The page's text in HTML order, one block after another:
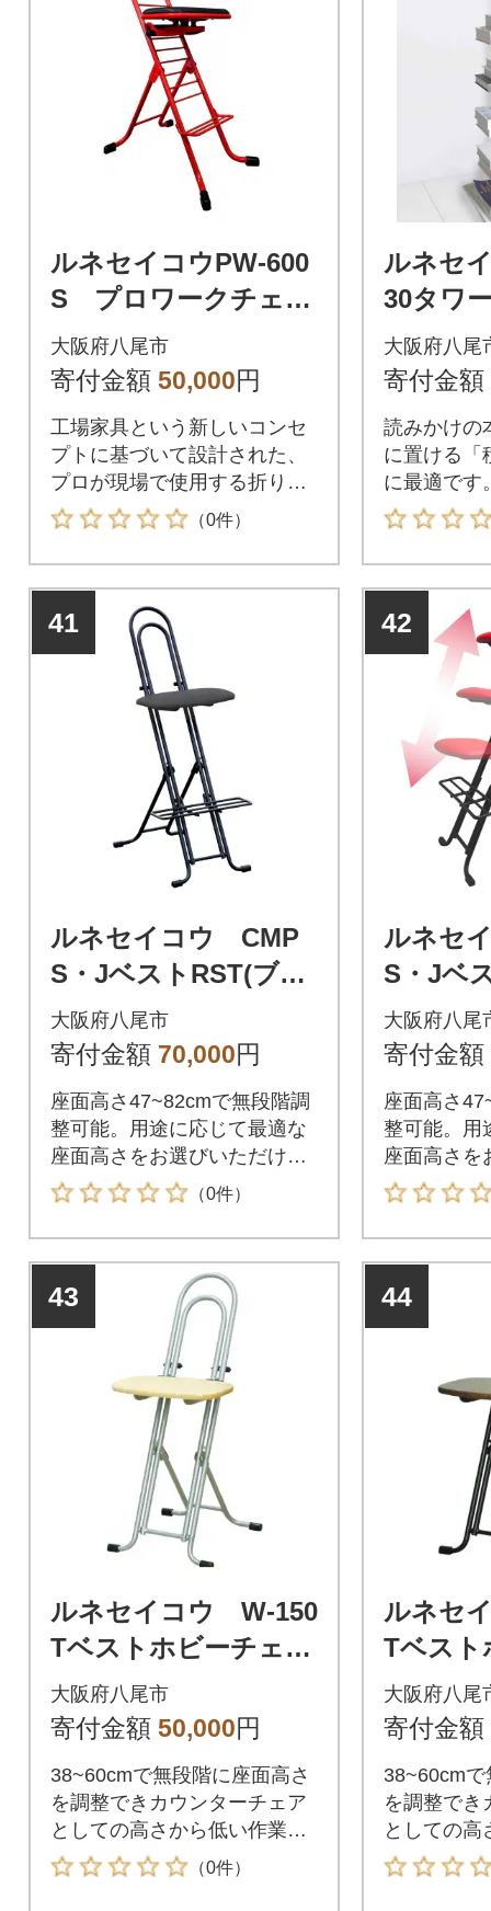
ルネセイコウPW-600
S プロワークチェ
ア スイング(レッド)
(F150)
大阪府八尾市
寄付金額 50,000円
工場家具という新しいコンセ
プトに基づいて設計された、
プロが現場で使用する折りた
たみ椅子。
（0件）
ルネセ
30タワ
ャトー
大阪府八尾
寄付金額
読みかけの
に置ける「
に最適です
41
ルネセイコウ CMP
S・JベストRST(ブラ
ック)(G176)
大阪府八尾市
寄付金額 70,000円
座面高さ47~82cmで無段階調
整可能。用途に応じて最適な
座面高さをお選びいただけま
す。
（0件）
42
ルネセ
S・Jベ
ド
大阪府八尾
寄付金額
座面高さ
整可能。用
座面高さを
す。
43
ルネセイコウ W-150
Tベストホビーチェア
(ナチュラル/シルバ
ー)(F153)
大阪府八尾市
寄付金額 50,000円
38~60cmで無段階に座面高さ
を調整できカウンターチェア
としての高さから低い作業ま
でこれ1台で多目的に使えま
す。
（0件）
44
ルネセ
Tベスト
(ダーク
ック
大阪府八尾
寄付金額
38~60cm
を調整でき
としての高
でこれ1台
す。